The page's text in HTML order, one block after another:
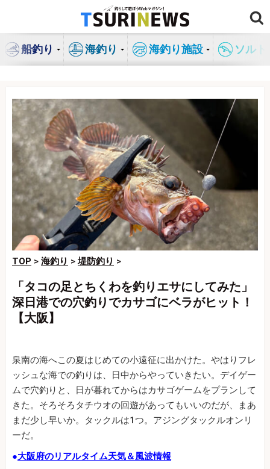
ン
船釣り 海釣り 海釣り施設 ソル
TOP > 海釣り >堤防釣り >
「タコの足とちくわを釣りエサにしてみた」
深日港での穴釣りでカサゴにベラがヒット！
【大阪】
泉南の海へこの夏はじめての小遠征に出かけた。やはりフレ
ッシュな海での釣りは、日中からやっていきたい。デイゲー
ムで穴釣りと、日が暮れてからはカサゴゲームをプランして
きた。そろそろタチウオの回遊があってもいいのだが、まあ
まだ少し早いか。タックルは1つ。アジングタックルオンリ
ーだ。
●大阪府のリアルタイム天気＆風波情報